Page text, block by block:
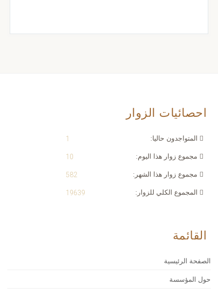
احصائيات الزوار
المتواجدون حاليا: 1
مجموع زوار هذا اليوم: 10
مجموع زوار هذا الشهر: 582
المجموع الكلي للزوار: 19639
القائمة
الصفحة الرئيسية
حول المؤسسة